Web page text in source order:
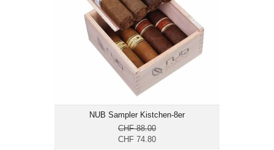
NUB Sampler Kistchen-8er
CHF 88.00
CHF 74.80